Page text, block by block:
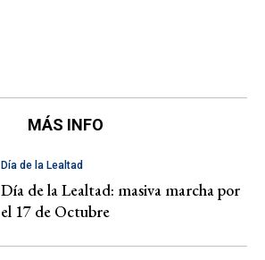
MÁS INFO
Día de la Lealtad
Día de la Lealtad: masiva marcha por
el 17 de Octubre